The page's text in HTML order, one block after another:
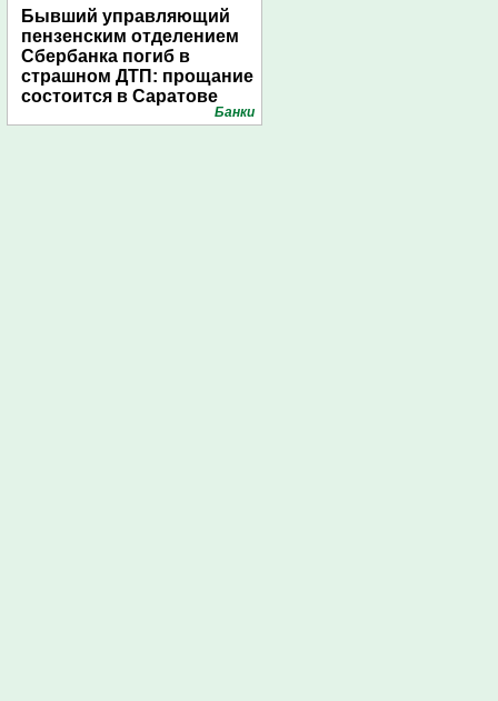
Бывший управляющий
пензенским отделением
Сбербанка погиб в
страшном ДТП: прощание
состоится в Саратове
Банки